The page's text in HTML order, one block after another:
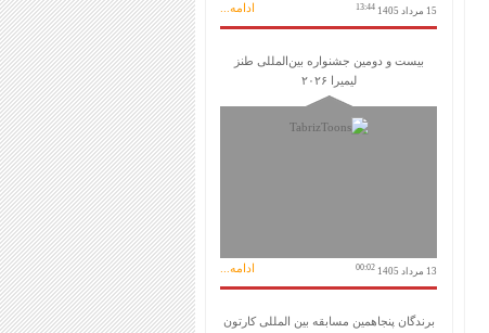
15 مرداد 1405 13:44 ادامه...
بیست و دومین جشنواره بین‌المللی طنز
لیمیرا ۲۰۲۶
13 مرداد 1405 00:02 ادامه...
برندگان پنجاهمین مسابقه بین المللی کارتون